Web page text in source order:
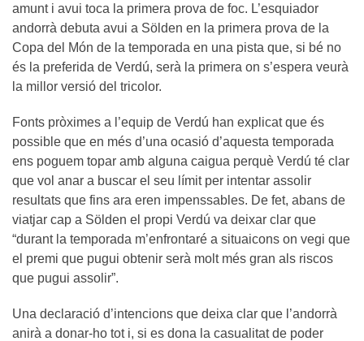
amunt i avui toca la primera prova de foc. L’esquiador
andorrà debuta avui a Sölden en la primera prova de la
Copa del Món de la temporada en una pista que, si bé no
és la preferida de Verdú, serà la primera on s’espera veurà
la millor versió del tricolor.
Fonts pròximes a l’equip de Verdú han explicat que és
possible que en més d’una ocasió d’aquesta temporada
ens poguem topar amb alguna caigua perquè Verdú té clar
que vol anar a buscar el seu límit per intentar assolir
resultats que fins ara eren impenssables. De fet, abans de
viatjar cap a Sölden el propi Verdú va deixar clar que
“durant la temporada m’enfrontaré a situaicons on vegi que
el premi que pugui obtenir serà molt més gran als riscos
que pugui assolir”.
Una declaració d’intencions que deixa clar que l’andorrà
anirà a donar-ho tot i, si es dona la casualitat de poder